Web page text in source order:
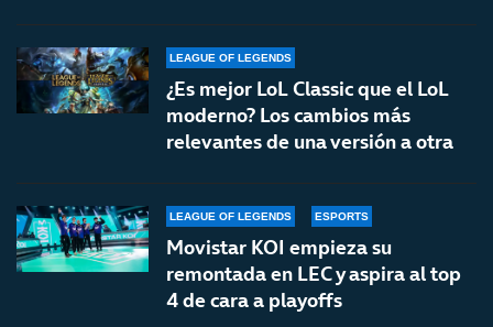
LEAGUE OF LEGENDS
¿Es mejor LoL Classic que el LoL
moderno? Los cambios más
relevantes de una versión a otra
LEAGUE OF LEGENDS ESPORTS
Movistar KOI empieza su
remontada en LEC y aspira al top
4 de cara a playoffs